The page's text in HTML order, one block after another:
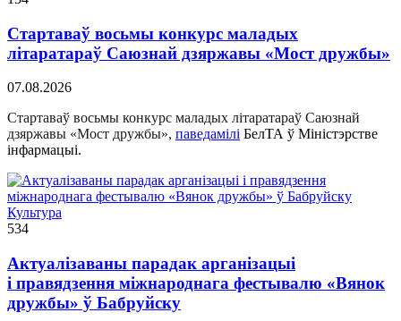
Стартаваў восьмы конкурс маладых
літаратараў Саюзнай дзяржавы «Мост дружбы»
07.08.2026
Стартаваў восьмы конкурс маладых літаратараў Саюзнай
дзяржавы «Мост дружбы», паведамілі БелТА ў Міністэрстве
інфармацыі.
Культура
534
Актуалізаваны парадак арганізацыі
і правядзення міжнароднага фестывалю «Вянок
дружбы» ў Бабруйску